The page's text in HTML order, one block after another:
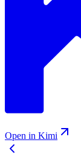
Open in Kimi